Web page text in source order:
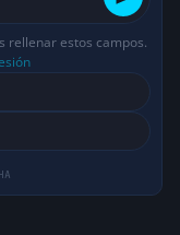
rellenar estos campos.